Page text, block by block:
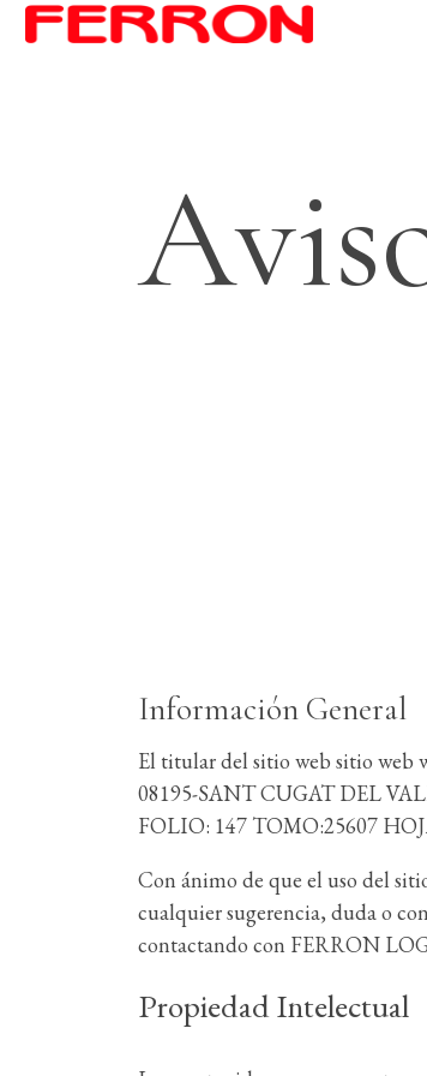
Información General
El titular del sitio web sitio web
08195-SANT CUGAT DEL
FOLIO: 147 TOMO:25607
Con ánimo de que el uso del
cualquier sugerencia, duda o
contactando con FERRON
Propiedad Intelectual